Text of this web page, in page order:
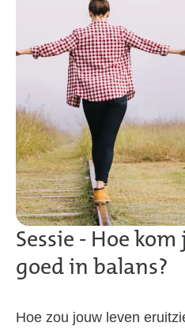
Sessie - Hoe
goed in balans?
Hoe zou jouw leven